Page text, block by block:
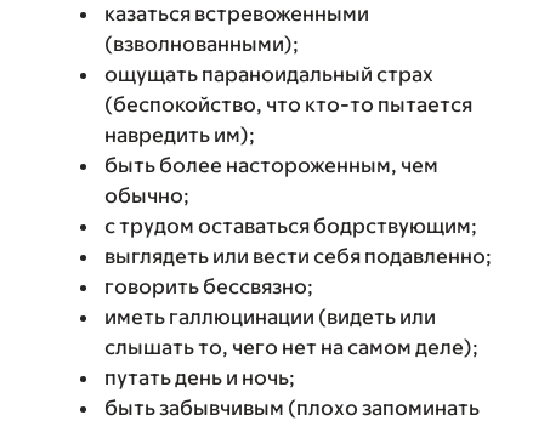
казаться встревоженными
(взволнованными);
ощущать параноидальный страх
(беспокойство, что кто-то пытается
навредить им);
быть более настороженным, чем
обычно;
с трудом оставаться бодрствующим;
выглядеть или вести себя подавленно;
говорить бессвязно;
иметь галлюцинации (видеть или
слышать то, чего нет на самом деле);
путать день и ночь;
быть забывчивым (плохо запоминать